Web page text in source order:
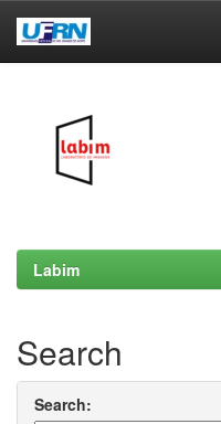
Labim
Search
Search: